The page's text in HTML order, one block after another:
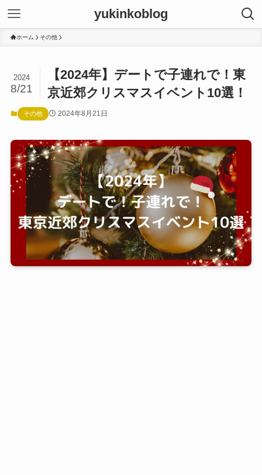
yukinkoblog
ホーム その他
【2024年】デートで子連れで！東
京近郊クリスマスイベント10選！
2024
8/21
その他 2024年8月21日